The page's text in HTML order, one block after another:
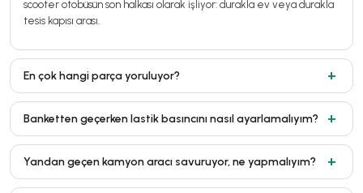
scooter otobüsün son halkası olarak işliyor: durakla ev veya durakla
tesis kapısı arası.
En çok hangi parça yoruluyor?
Banketten geçerken lastik basıncını nasıl ayarlamalıyım?
Yandan geçen kamyon aracı savuruyor, ne yapmalıyım?